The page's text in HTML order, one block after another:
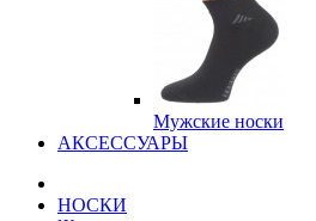
Мужские носки
АКСЕССУАРЫ
НОСКИ